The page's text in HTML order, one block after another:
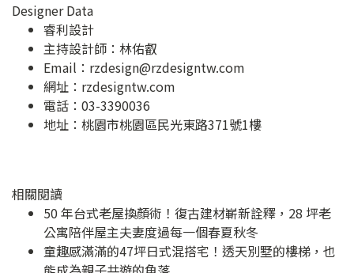
Designer Data
睿利設計
主持設計師：林佑叡
Email： rzdesign@rzdesigntw.com
網址： rzdesigntw.com
電話：03-3390036
地址： 桃園市桃園區民光東路371號1樓
相關閱讀
50 年台式老屋換顏術！復古建材嶄新詮釋，28 坪老
公寓陪伴屋主夫妻度過每一個春夏秋冬
童趣感滿滿的47坪日式混搭宅！透天別墅的樓梯，也